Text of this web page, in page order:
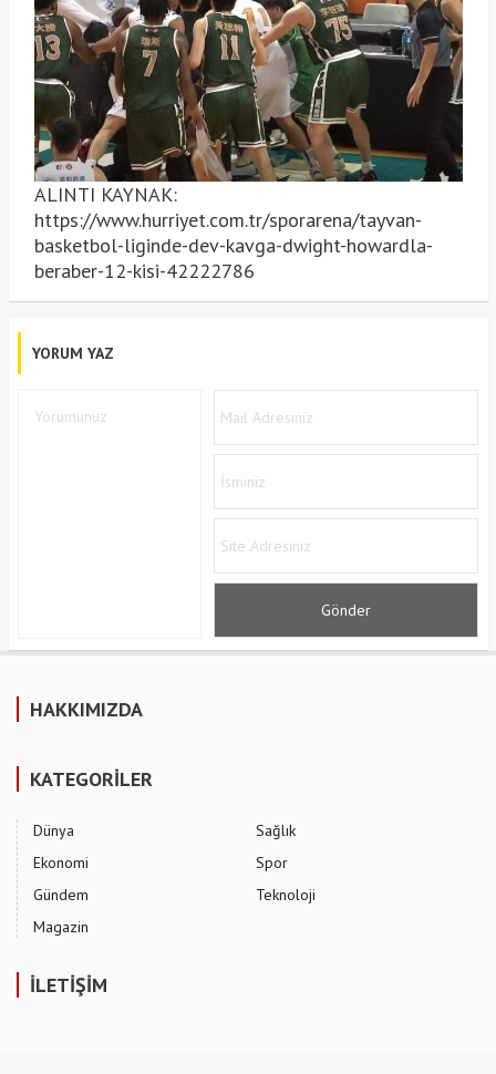
ALINTI KAYNAK:
https://www.hurriyet.com.tr/sporarena/tayvan-
basketbol-liginde-dev-kavga-dwight-howardla-
beraber-12-kisi-42222786
YORUM YAZ
HAKKIMIZDA
KATEGORİLER
Dünya
Ekonomi
Gündem
Magazin
Sağlık
Spor
Teknoloji
İLETİŞİM